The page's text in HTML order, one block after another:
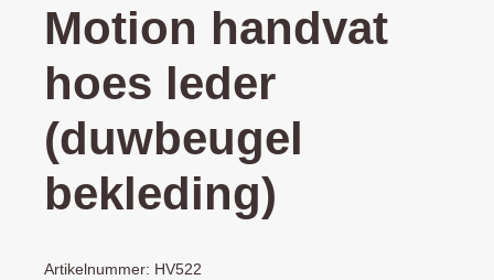
Motion handvat
hoes leder
(duwbeugel
bekleding)
Artikelnummer: HV522